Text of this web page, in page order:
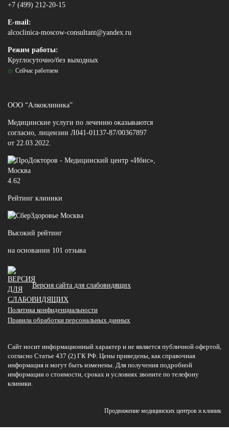
+7 (499) 212-20-15
E-mail:
alcoclinica-moscow-consultant@yandex.ru
Режим работы:
Круглосуточно/без выходных
Сейчас работаем
ООО “Алкоклиника”
Медицинские услуги по лечению оказываются
согласно, лицензии Л041-01137-87/00367897
от 22.03.2022.
4.62
Рейтинг клиники
Высокий рейтинг
на основании 101 отзыва
Версия сайта для слабовидящих
Политика конфиденциальности
Правила обработки персональных данных
Сайт носит информационный характер и не является публичной офертой,
согласно Статье 437 (2) ГК РФ. Цены приведены, как справочная
информация и могут быть изменены. Для получения подробной
информации о стоимости, сроках и условиях звоните по телефону
клиники.
Продвижение медицинских центров и клиник